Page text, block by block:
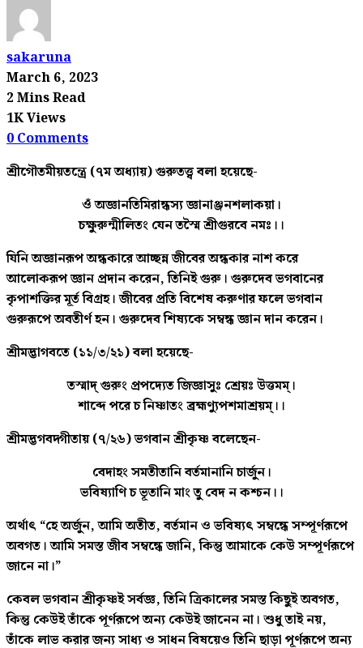
sakaruna
March 6, 2023
2 Mins Read
1K Views
0 Comments
শ্রীগৌতমীয়তন্ত্রে (৭ম অধ্যায়) গুরুতত্ত্ব বলা হয়েছে-
ওঁ অজ্ঞানতিমিরান্ধস্য জ্ঞানাঞ্জনশলাকয়া।
চক্ষুরুন্মীলিতং যেন তস্মৈ শ্রীগুরবে নমঃ।।
যিনি অজ্ঞানরূপ অন্ধকারে আচ্ছন্ন জীবের অন্ধকার নাশ করে
আলোকরূপ জ্ঞান প্রদান করেন, তিনিই গুরু। গুরুদেব ভগবানের
কৃপাশক্তির মূর্ত বিগ্রহ। জীবের প্রতি বিশেষ করুণার ফলে ভগবান
গুরুরূপে অবতীর্ণ হন। গুরুদেব শিষ্যকে সম্বন্ধ জ্ঞান দান করেন।
শ্রীমদ্ভাগবতে (১১/৩/২১) বলা হয়েছে-
তস্মাদ্ গুরুং প্রপদ্যেত জিজ্ঞাসুঃ শ্রেয়ঃ উত্তমম্।
শাব্দে পরে চ নিষ্ণাতং ব্রহ্মণ্যুপশমাশ্রয়ম্।।
শ্রীমদ্ভগবদ্গীতায় (৭/২৬) ভগবান শ্রীকৃষ্ণ বলেছেন-
বেদাহং সমতীতানি বর্তমানানি চার্জুন।
ভবিষ্যাণি চ ভূতানি মাং তু বেদ ন কশ্চন।।
অর্থাৎ “হে অর্জুন, আমি অতীত, বর্তমান ও ভবিষ্যৎ সম্বন্ধে সম্পূর্ণরূপে
অবগত। আমি সমস্ত জীব সম্বন্ধে জানি, কিন্তু আমাকে কেউ সম্পূর্ণরূপে
জানে না।”
কেবল ভগবান শ্রীকৃষ্ণই সর্বজ্ঞ, তিনি ত্রিকালের সমস্ত কিছুই অবগত,
কিন্তু কেউই তাঁকে পূর্ণরূপে অন্য কেউই জানেন না। শুধু তাই নয়,
তাঁকে লাভ করার জন্য সাধ্য ও সাধন বিষয়েও তিনি ছাড়া পূর্ণরূপে অন্য